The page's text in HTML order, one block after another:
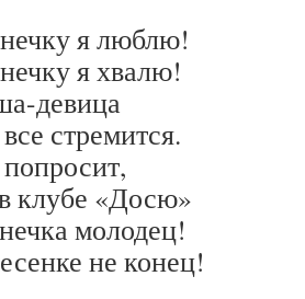
я люблю!
я хвалю!
девица
стремится.
клубе «Досю»
молодец!
не конец!